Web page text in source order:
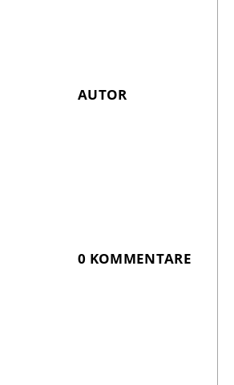
Überschrift
AUTOR
0 KOMMENTARE